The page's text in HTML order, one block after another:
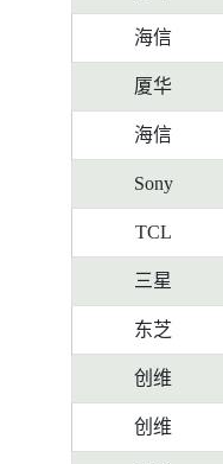
海信
厦华
海信
Sony
TCL
三星
东芝
创维
创维